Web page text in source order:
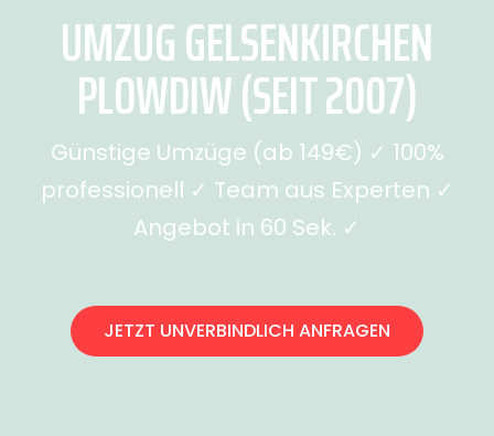
UMZUG GELSENKIRCHEN
PLOWDIW (SEIT 2007)
Günstige Umzüge (ab 149€) ✓ 100%
professionell ✓ Team aus Experten ✓
Angebot in 60 Sek. ✓
JETZT UNVERBINDLICH ANFRAGEN